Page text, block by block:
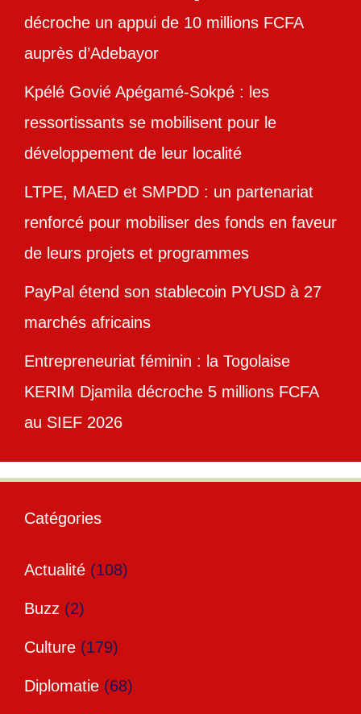
décroche un appui de 10 millions FCFA
auprès d’Adebayor
Kpélé Govié Apégamé-Sokpé : les
ressortissants se mobilisent pour le
développement de leur localité
LTPE, MAED et SMPDD : un partenariat
renforcé pour mobiliser des fonds en faveur
de leurs projets et programmes
PayPal étend son stablecoin PYUSD à 27
marchés africains
Entrepreneuriat féminin : la Togolaise
KERIM Djamila décroche 5 millions FCFA
au SIEF 2026
Catégories
Actualité (108)
Buzz (2)
Culture (179)
Diplomatie (68)